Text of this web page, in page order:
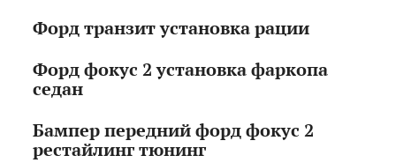
Форд транзит установка рации
Форд фокус 2 установка фаркопа
седан
Бампер передний форд фокус 2
рестайлинг тюнинг